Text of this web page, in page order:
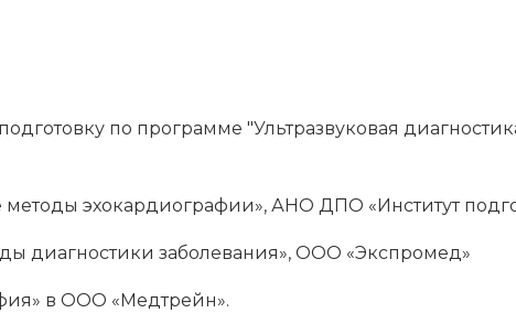
по программе "Ультразвуковая
эхокардиографии», АНО ДПО «Институт
диагностики заболевания», ООО «Экспромед»
в ООО «Медтрейн».